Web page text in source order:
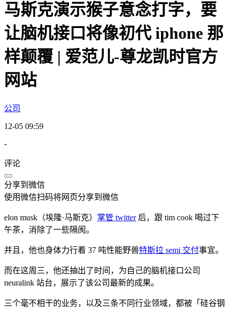
马斯克演示猴子意念打字，要
让脑机接口将像初代 iphone 那
样颠覆 | 爱范儿-尊龙凯时官方
网站
公司
12-05 09:59
-
评论
分享到微信
使用微信扫码将网页分享到微信
elon musk（埃隆·马斯克） 掌管 twitter后，跟 tim cook 喝过下
午茶，消除了一些隔阂。
并且，他也身体力行着 37 吨性能野兽特斯拉 semi 交付事宜。
而在这周三，他还抽出了时间，为自己的脑机接口公司
neuralink 站台，展示了该公司最新的成果。
三个毫不相干的业务，以及三条不同行业领域，都被「硅谷钢